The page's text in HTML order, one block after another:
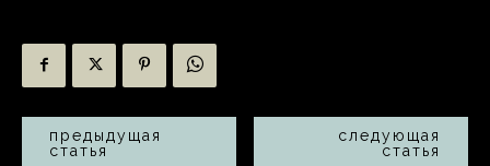
предыдущая
статья
следующая
статья